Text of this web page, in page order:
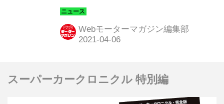
e-tron GT）のオンライン発表会を開催
し、2021年秋に国内市場で販売を開始
することを明らかにした。車両価格は
込み）。4月7日（水）から 5月31日
（月）まで東京・青山の「アウディ ハ
Webモーターマガジン編集部
スーパーカークロニクル 特別編